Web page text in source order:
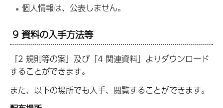
個人情報は、公表しません。
9 資料の入手方法等
「2 規則等の案」及び「4 関連資料」よりダウンロード
することができます。
また、以下の場所でも入手、閲覧することができます。